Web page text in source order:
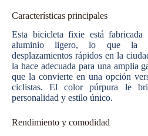
Características principales
Esta bicicleta fixie está
aluminio ligero, lo que la
desplazamientos rápidos en la
la hace adecuada para una amplia
que la convierte en una opción
ciclistas. El color púrpura le
personalidad y estilo único.
Rendimiento y comodidad